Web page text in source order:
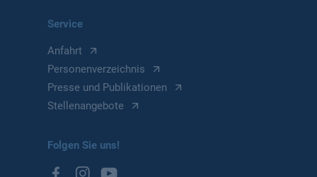
Service
Anfahrt
Personenverzeichnis
Presse und Publikationen
Stellenangebote
Folgen Sie uns!